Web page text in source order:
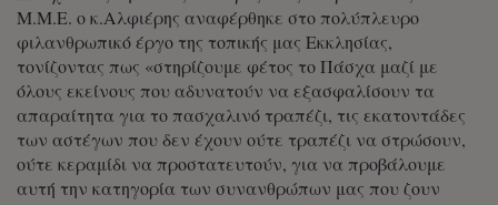
Μ.Μ.Ε. ο κ.Αλφιέρης αναφέρθηκε στο πολύπλευρο
φιλανθρωπικό έργο της τοπικής μας Εκκλησίας,
τονίζοντας πως «στηρίζουμε φέτος το Πάσχα μαζί με
όλους εκείνους που αδυνατούν να εξασφαλίσουν τα
απαραίτητα για το πασχαλινό τραπέζι, τις εκατοντάδες
των αστέγων που δεν έχουν ούτε τραπέζι να στρώσουν,
ούτε κεραμίδι να προστατευτούν, για να προβάλουμε
αυτή την κατηγορία των συνανθρώπων μας που ζουν